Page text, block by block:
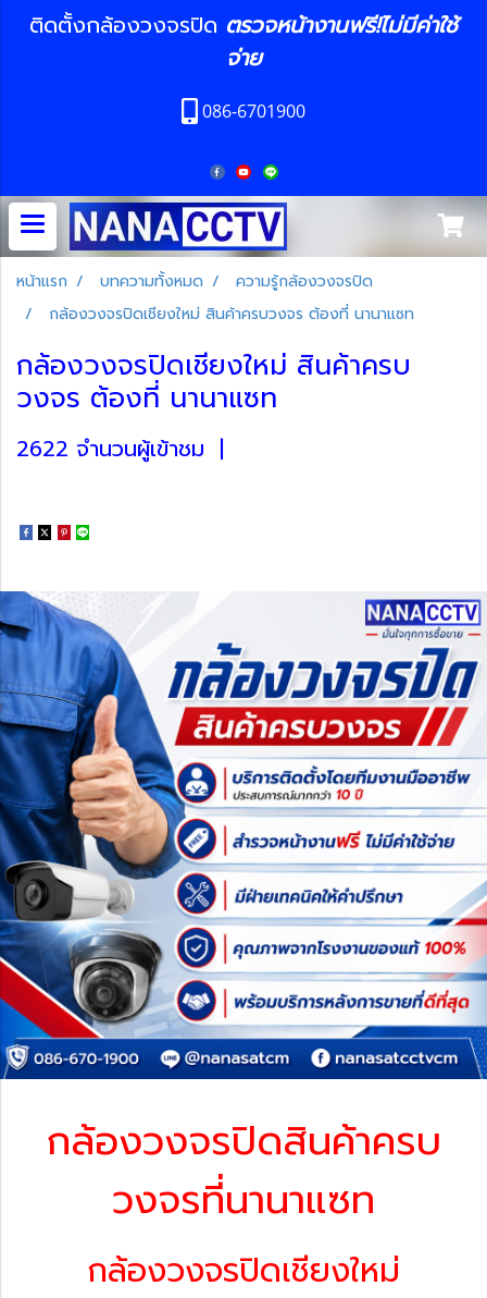
ติดตั้งกล้องวงจรปิด ตรวจหน้างานฟรี!ไม่มีค่าใช้
จ่าย
086-6701900
หน้าแรก บทความทั้งหมด
ความรู้กล้องวงจรปิด
กล้องวงจรปิดเชียงใหม่ สินค้าครบวงจร ต้องที่ นานาแซท
กล้องวงจรปิดเชียงใหม่ สินค้าครบ
วงจร ต้องที่ นานาแซท
2622 จำนวนผู้เข้าชม |
กล้องวงจรปิดสินค้าครบ
วงจรที่นานาแซท
กล้องวงจรปิดเชียงใหม่